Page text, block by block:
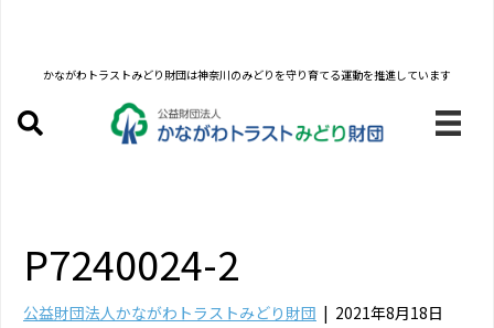
かながわトラストみどり財団は神奈川のみどりを守り育てる運動を推進しています
P7240024-2
公益財団法人かながわトラストみどり財団 | 2021年8月18日